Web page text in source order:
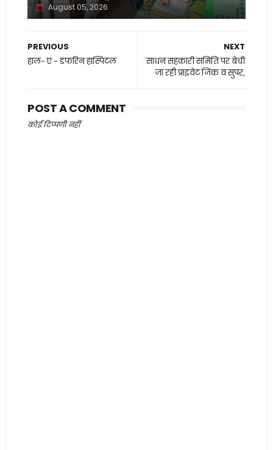
August 05, 2026
NEXT
साधन सहकारी समिति पर बेची
जा रही प्राइवेट जिंक व सुपर,
PREVIOUS
हाल- ए - डफरिन हास्पिटल
POST A COMMENT
कोई टिप्पणी नहीं